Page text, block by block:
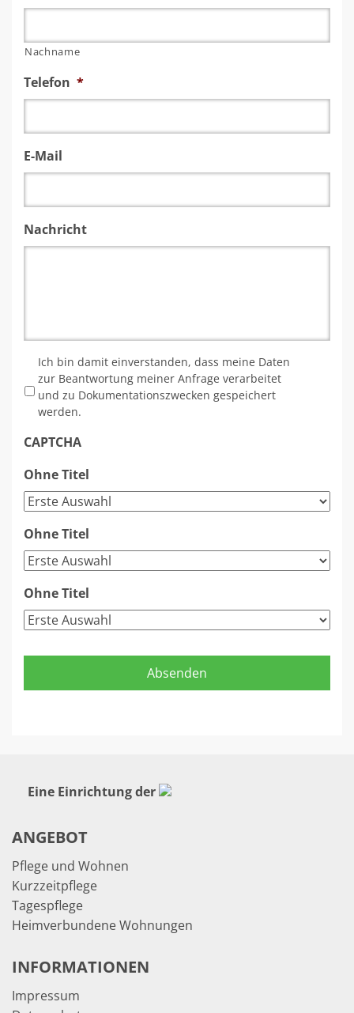
Nachname
Telefon *
E-Mail
Nachricht
Ich bin damit einverstanden, dass meine Daten
zur Beantwortung meiner Anfrage verarbeitet
und zu Dokumentationszwecken gespeichert
werden.
CAPTCHA
Ohne Titel
Ohne Titel
Ohne Titel
Eine Einrichtung der
ANGEBOT
Pflege und Wohnen
Kurzzeitpflege
Tagespflege
Heimverbundene Wohnungen
INFORMATIONEN
Impressum